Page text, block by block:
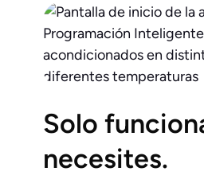
Solo
necesites.